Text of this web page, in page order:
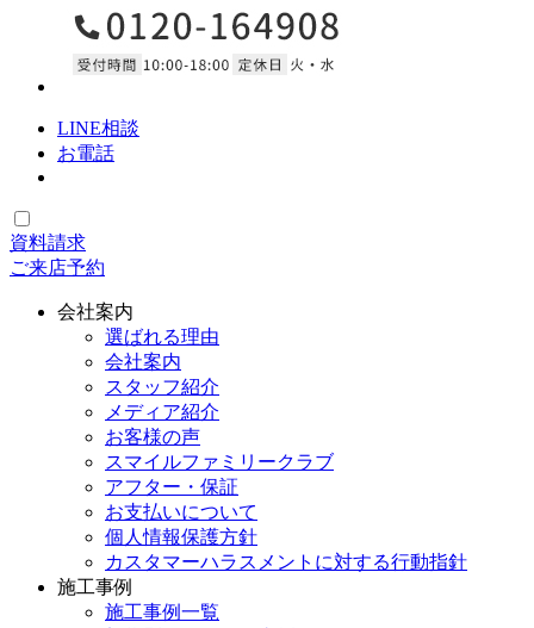
LINE相談
お電話
資料請求
ご来店予約
会社案内
選ばれる理由
会社案内
スタッフ紹介
メディア紹介
お客様の声
スマイルファミリークラブ
アフター・保証
お支払いについて
個人情報保護方針
カスタマーハラスメントに対する行動指針
施工事例
施工事例一覧